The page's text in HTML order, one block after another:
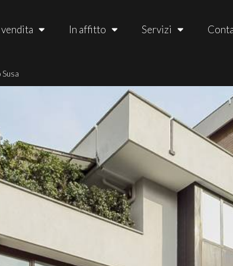
vendita In affitto Servizi
Susa